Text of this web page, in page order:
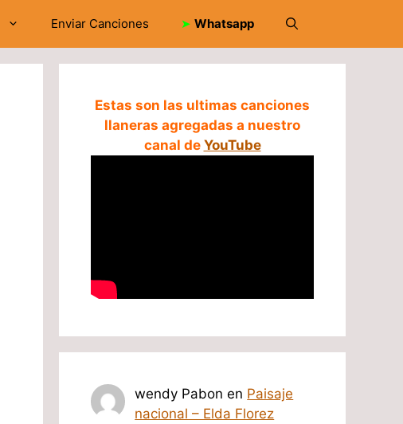
Enviar Canciones ➤ Whatsapp
Estas son las ultimas canciones
llaneras agregadas a nuestro
canal de YouTube
wendy Pabon en Paisaje
nacional – Elda Florez